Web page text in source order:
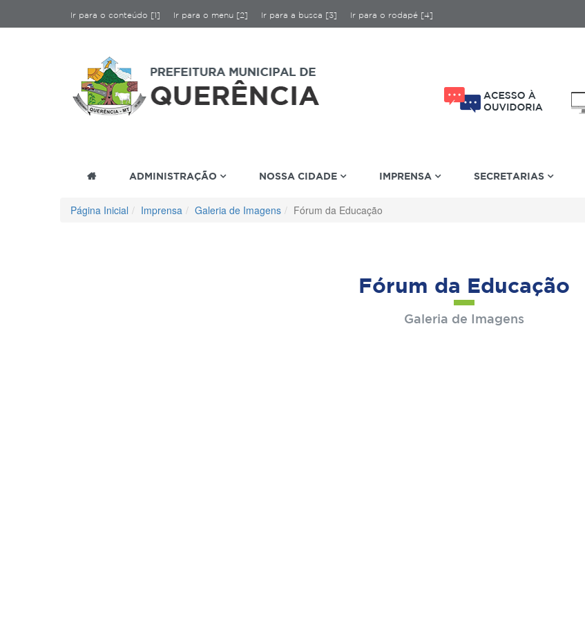
Ir para o conteúdo [1] Ir para o menu [2] Ir para a busca [3] Ir para o rodapé [4]
ADMINISTRAÇÃO NOSSA CIDADE IMPRENSA SECRETARIAS
Página Inicial Imprensa Galeria de Imagens Fórum da Educação
Fórum da Educação
Galeria de Imagens